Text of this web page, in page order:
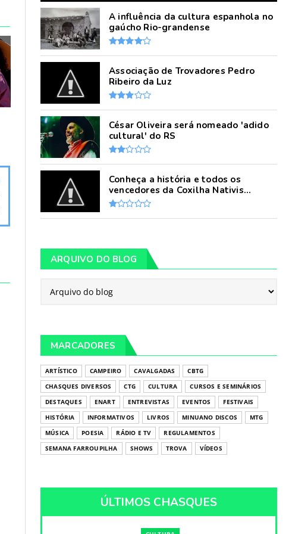
A influência da cultura espanhola no
gaúcho Rio-grandense
Associação de Trovadores Pedro
Ribeiro da Luz
César Oliveira será nomeado 'adido
cultural' do RS
Conheça a história e todos os
vencedores da Coxilha Nativis...
ARQUIVO DO BLOG
MARCADORES
ARTÍSTICO CAMPEIRO CAVALGADAS
CBTG
CHASQUES DIVERSOS
CTG CULTURA
CURSOS E SEMINÁRIOS
DESTAQUES
ENART ENTREVISTAS EVENTOS
FESTIVAIS
HISTÓRIA
INFORMATIVOS LIVROS MINUANO DISCOS
MTG
MÚSICA
POESIA RÁDIO E TV
REGULAMENTOS
SEMANA FARROUPILHA
SHOWS TROVA VÍDEOS
ÚLTIMOS CHASQUES